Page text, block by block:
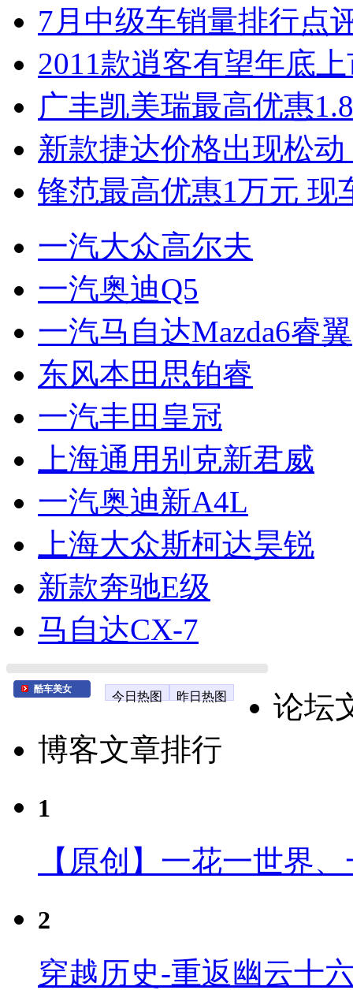
7月中级车销量排行点
2011款逍客有望年底
广丰凯美瑞最高优惠
新款捷达价格出现松
锋范最高优惠1万元 现
一汽大众高尔夫
一汽奥迪Q5
一汽马自达Mazda6睿翼
东风本田思铂睿
一汽丰田皇冠
上海通用别克新君威
一汽奥迪新A4L
上海大众斯柯达昊锐
新款奔驰E级
马自达CX-7
酷车美女
今日热图 昨日热图
论坛
博客文章排行
1
【原创】一花一世界
2
穿越历史-重返幽云十